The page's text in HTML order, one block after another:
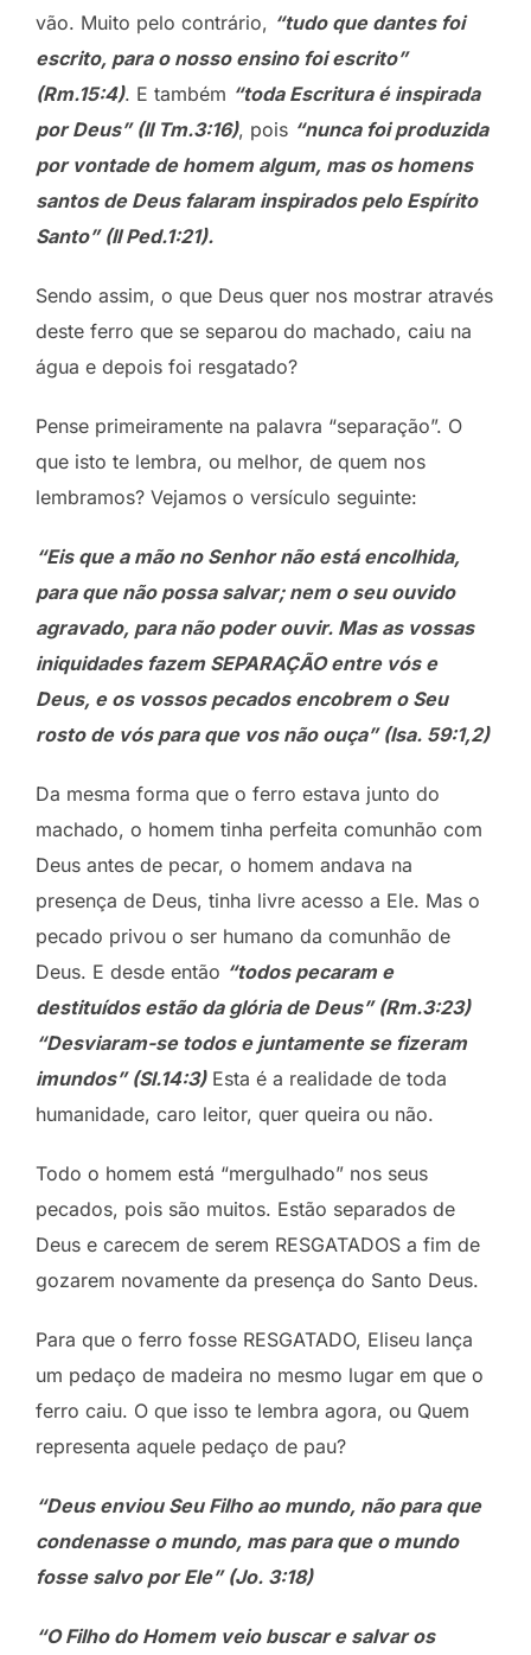
vão. Muito pelo contrário, “tudo que dantes foi
escrito, para o nosso ensino foi escrito”
(Rm.15:4). E também “toda Escritura é inspirada
por Deus” (II Tm.3:16), pois “nunca foi produzida
por vontade de homem algum, mas os homens
santos de Deus falaram inspirados pelo Espírito
Santo” (II Ped.1:21).
Sendo assim, o que Deus quer nos mostrar através
deste ferro que se separou do machado, caiu na
água e depois foi resgatado?
Pense primeiramente na palavra “separação”. O
que isto te lembra, ou melhor, de quem nos
lembramos? Vejamos o versículo seguinte:
“Eis que a mão no Senhor não está encolhida,
para que não possa salvar; nem o seu ouvido
agravado, para não poder ouvir. Mas as vossas
iniquidades fazem SEPARAÇÃO entre vós e
Deus, e os vossos pecados encobrem o Seu
rosto de vós para que vos não ouça” (Isa. 59:1,2)
Da mesma forma que o ferro estava junto do
machado, o homem tinha perfeita comunhão com
Deus antes de pecar, o homem andava na
presença de Deus, tinha livre acesso a Ele. Mas o
pecado privou o ser humano da comunhão de
Deus. E desde então “todos pecaram e
destituídos estão da glória de Deus” (Rm.3:23)
“Desviaram-se todos e juntamente se fizeram
imundos” (Sl.14:3)Esta é a realidade de toda
humanidade, caro leitor, quer queira ou não.
Todo o homem está “mergulhado” nos seus
pecados, pois são muitos. Estão separados de
Deus e carecem de serem RESGATADOS a fim de
gozarem novamente da presença do Santo Deus.
Para que o ferro fosse RESGATADO, Eliseu lança
um pedaço de madeira no mesmo lugar em que o
ferro caiu. O que isso te lembra agora, ou Quem
representa aquele pedaço de pau?
“Deus enviou Seu Filho ao mundo, não para que
condenasse o mundo, mas para que o mundo
fosse salvo por Ele” (Jo. 3:18)
“O Filho do Homem veio buscar e salvar os